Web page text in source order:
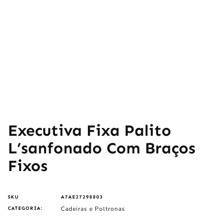
Executiva Fixa Palito
L’sanfonado Com Braços
Fixos
SKU
A7AE27298803
CATEGORIA:
Cadeiras e Poltronas